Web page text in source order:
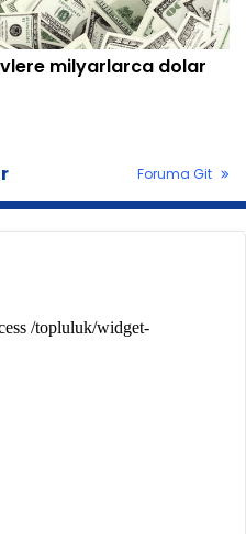
milyarlarca dolar
Foruma Git